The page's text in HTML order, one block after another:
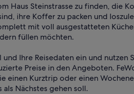
Haus Steinstrasse zu finden, die
ihre Koffer zu packen und
mit voll ausgestatteten
füllen möchten.
Ihre Reisedaten ein und nutzen
Preise in den Angeboten.
einen Kurztrip oder einen
Nächstes gehen soll.